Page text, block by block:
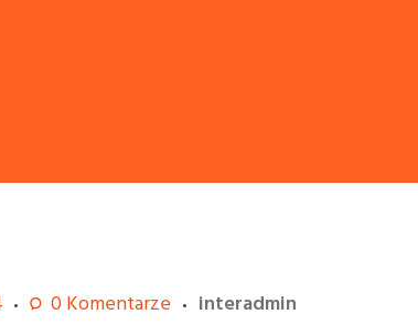
0Komentarze
interadmin